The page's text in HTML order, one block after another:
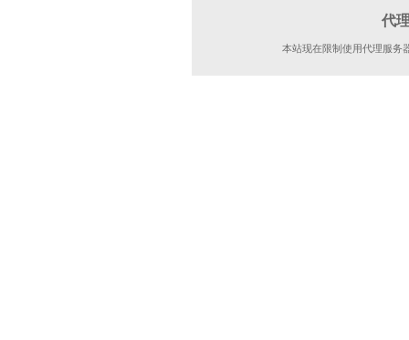
代
本站现在限制使用代理服务